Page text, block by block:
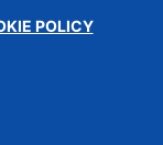
POLICY